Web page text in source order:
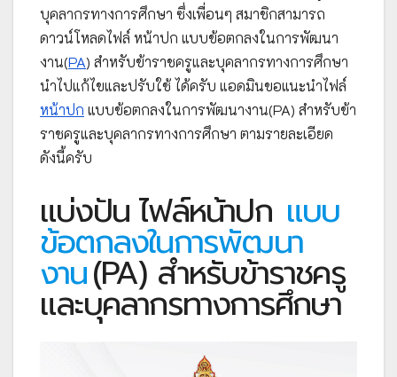
บุคลากรทางการศึกษา ซึ่งเพื่อนๆ สมาชิกสามารถ
ดาวน์โหลดไฟล์ หน้าปก แบบข้อตกลงในการพัฒนา
งาน(PA) สำหรับข้าราชครูและบุคลากรทางการศึกษา
นำไปแก้ไขและปรับใช้ ได้ครับ แอดมินขอแนะนำไฟล์
หน้าปก แบบข้อตกลงในการพัฒนางาน(PA) สำหรับข้า
ราชครูและบุคลากรทางการศึกษา ตามรายละเอียด
ดังนี้ครับ
แบ่งปัน ไฟล์หน้าปก แบบ
ข้อตกลงในการพัฒนา
งาน(PA) สำหรับข้าราชครู
และบุคลากรทางการศึกษา